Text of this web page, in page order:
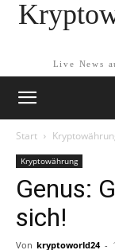
Live News
Start
Kryptowährung
Genus:
sich!
Von kryptoworld24 -